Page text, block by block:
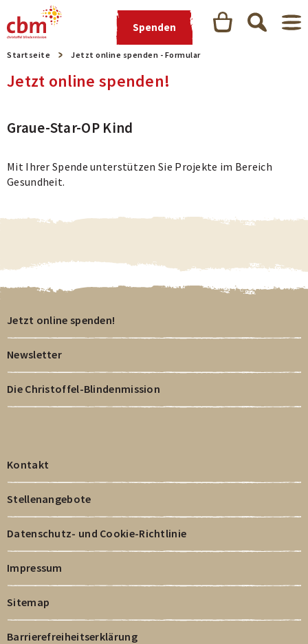
Spenden
Startseite Jetzt online spenden - Formular
Jetzt online spenden!
Graue-Star-OP Kind
Mit Ihrer Spende unterstützen Sie Projekte im Bereich
Gesundheit.
Jetzt online spenden!
Newsletter
Die Christoffel-Blindenmission
Kontakt
Stellenangebote
Datenschutz- und Cookie-Richtlinie
Impressum
Sitemap
Barrierefreiheitserklärung